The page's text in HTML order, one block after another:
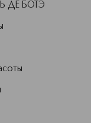
ДЕ БОТЭ